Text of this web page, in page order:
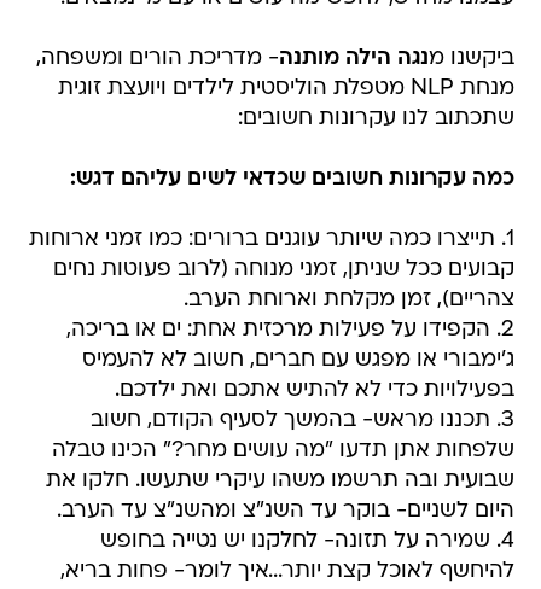
ביקשנו מנגה הילה מותנה- מדריכת הורים ומשפחה,
מנחת NLP מטפלת הוליסטית לילדים ויועצת זוגית
שתכתוב לנו עקרונות חשובים:
כמה עקרונות חשובים שכדאי לשים עליהם דגש:
1. תייצרו כמה שיותר עוגנים ברורים: כמו זמני ארוחות
קבועים ככל שניתן, זמני מנוחה (לרוב פעוטות נחים
צהריים), זמן מקלחת וארוחת הערב.
2. הקפידו על פעילות מרכזית אחת: ים או בריכה,
ג'ימבורי או מפגש עם חברים, חשוב לא להעמיס
בפעילויות כדי לא להתיש אתכם ואת ילדכם.
3. תכננו מראש- בהמשך לסעיף הקודם, חשוב
שלפחות אתן תדעו "מה עושים מחר?" הכינו טבלה
שבועית ובה תרשמו משהו עיקרי שתעשו. חלקו את
היום לשניים- בוקר עד השנ"צ ומהשנ"צ עד הערב.
4. שמירה על תזונה- לחלקנו יש נטייה בחופש
להיחשף לאוכל קצת יותר...איך לומר- פחות בריא,